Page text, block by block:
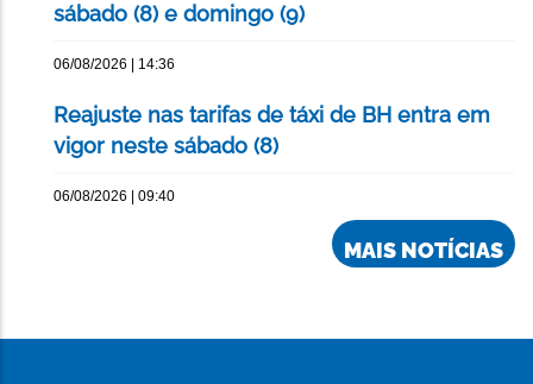
sábado (8) e domingo (9)
06/08/2026 | 14:36
Reajuste nas tarifas de táxi de BH entra em
vigor neste sábado (8)
06/08/2026 | 09:40
MAIS NOTÍCIAS